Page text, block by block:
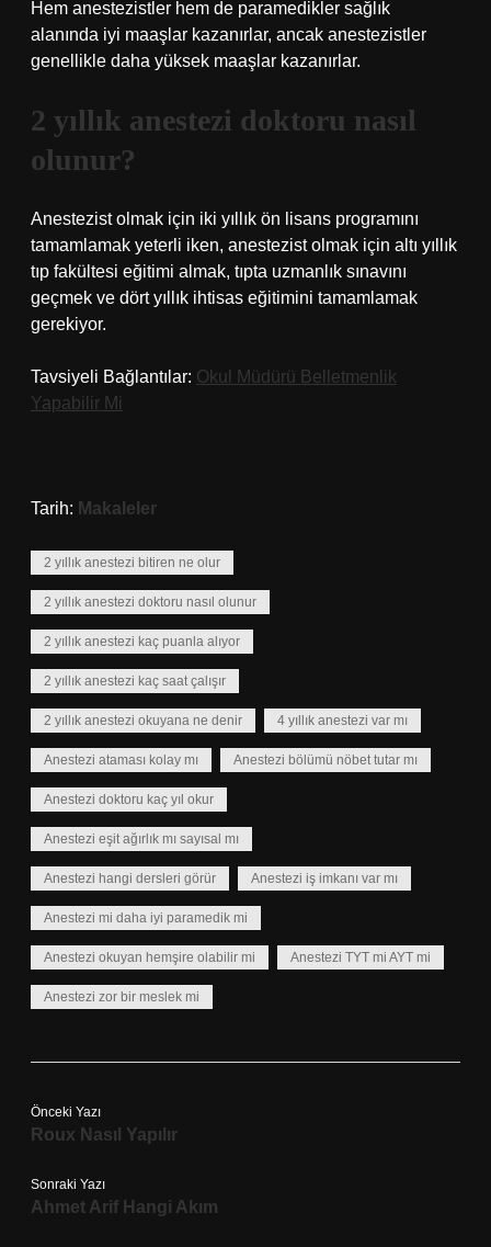
Hem anestezistler hem de paramedikler sağlık
alanında iyi maaşlar kazanırlar, ancak anestezistler
genellikle daha yüksek maaşlar kazanırlar.
2 yıllık anestezi doktoru nasıl
olunur?
Anestezist olmak için iki yıllık ön lisans programını
tamamlamak yeterli iken, anestezist olmak için altı yıllık
tıp fakültesi eğitimi almak, tıpta uzmanlık sınavını
geçmek ve dört yıllık ihtisas eğitimini tamamlamak
gerekiyor.
Tavsiyeli Bağlantılar: Okul Müdürü Belletmenlik
Yapabilir Mi
Tarih: Makaleler
2 yıllık anestezi bitiren ne olur
2 yıllık anestezi doktoru nasıl olunur
2 yıllık anestezi kaç puanla alıyor
2 yıllık anestezi kaç saat çalışır
2 yıllık anestezi okuyana ne denir 4 yıllık anestezi var mı
Anestezi ataması kolay mı Anestezi bölümü nöbet tutar mı
Anestezi doktoru kaç yıl okur
Anestezi eşit ağırlık mı sayısal mı
Anestezi hangi dersleri görür Anestezi iş imkanı var mı
Anestezi mi daha iyi paramedik mi
Anestezi okuyan hemşire olabilir mi Anestezi TYT mi AYT mi
Anestezi zor bir meslek mi
Önceki Yazı
Roux Nasıl Yapılır
Sonraki Yazı
Ahmet Arif Hangi Akım